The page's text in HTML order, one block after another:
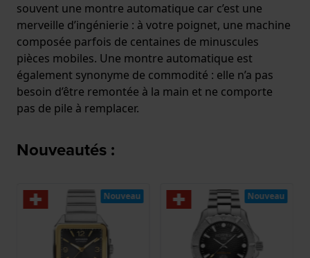
souvent une montre automatique car c’est une
merveille d’ingénierie : à votre poignet, une machine
composée parfois de centaines de minuscules
pièces mobiles. Une montre automatique est
également synonyme de commodité : elle n’a pas
besoin d’être remontée à la main et ne comporte
pas de pile à remplacer.
Nouveautés :
Nouveau Nouveau